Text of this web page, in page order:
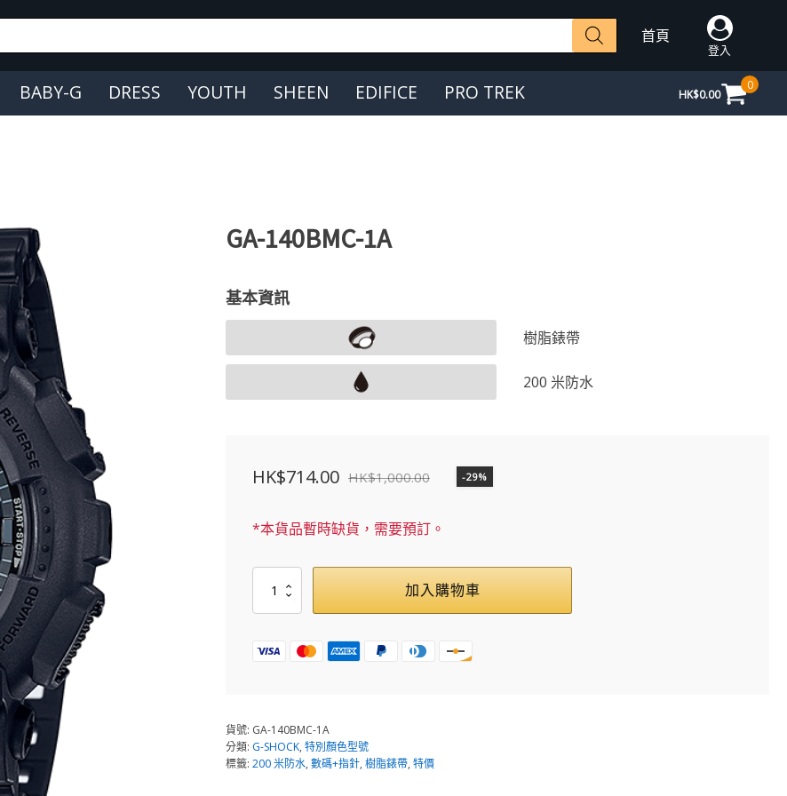
首頁
登入
BABY-G DRESS YOUTH SHEEN EDIFICE PRO TREK HK$0.00
0
GA-140BMC-1A
基本資訊
樹脂錶帶
200 米防水
HK$1,000.00
原
始
格：
HK$1,000.00。
HK$714.00
目
前
格：
HK$714.00。
-29%
*本貨品暫時缺貨，需要預訂。
140BMC-
1A
量
加入購物車
貨號: GA-140BMC-1A
分類: G-SHOCK, 特別顏色型號
標籤: 200 米防水, 數碼+指針, 樹脂錶帶, 特價